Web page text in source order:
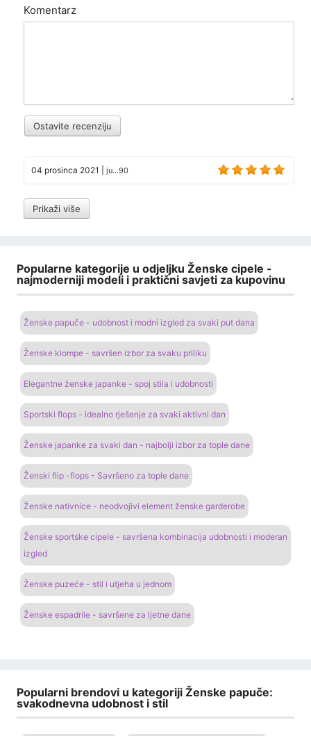
Komentarz
Ostavite recenziju
04 prosinca 2021 ju...90
Prikaži više
Popularne kategorije u odjeljku Ženske cipele -
najmoderniji modeli i praktični savjeti za kupovinu
Ženske papuče - udobnost i modni izgled za svaki put dana
Ženske klompe - savršen izbor za svaku priliku
Elegantne ženske japanke - spoj stila i udobnosti
Sportski flops - idealno rješenje za svaki aktivni dan
Ženske japanke za svaki dan - najbolji izbor za tople dane
Ženski flip -flops - Savršeno za tople dane
Ženske nativnice - neodvojivi element ženske garderobe
Ženske sportske cipele - savršena kombinacija udobnosti i moderan
izgled
Ženske puzeće - stil i utjeha u jednom
Ženske espadrile - savršene za ljetne dane
Popularni brendovi u kategoriji Ženske papuče:
svakodnevna udobnost i stil